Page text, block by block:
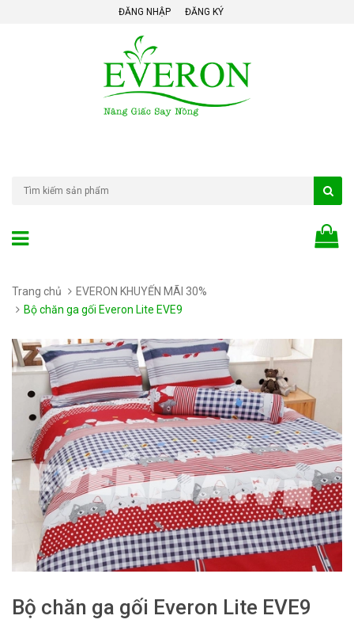
ĐĂNG NHẬP ĐĂNG KÝ
Trang chủ
EVERON KHUYẾN MÃI 30%
Bộ chăn ga gối Everon Lite EVE9
Bộ chăn ga gối Everon Lite EVE9